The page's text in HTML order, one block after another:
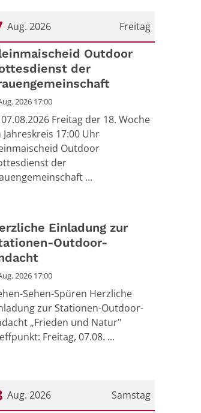
Freitag
Aug. 2026
7. August 2026Outdoor
der
2026 17:00
Freitag der 18. Woche
Jahreskreis 17:00 Uhr
Outdoor
der
...
Einladung zur
Outdoor-
2026 17:00
Sehen-Spüren Herzliche
zur Stationen-Outdoor-
„Frieden und Natur"
Freitag, 07.08. ...
Samstag
Aug. 2026